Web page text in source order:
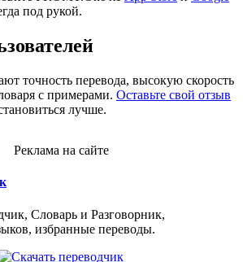
под рукой.
точность перевода, высокую скорость
с примерами. Оставьте свой отзыв
лучше.
Реклама на сайте
Словарь и Разговорник,
избранные переводы.